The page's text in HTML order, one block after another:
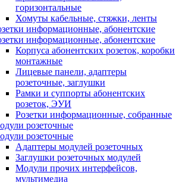
горизонтальные
Хомуты кабельные, стяжки, ленты
информационные, абонентские
информационные, абонентские
Корпуса абонентских розеток, коробки
монтажные
Лицевые панели, адаптеры
розеточные, заглушки
Рамки и суппорты абонентских
розеток, ЭУИ
Розетки информационные, собранные
розеточные
розеточные
Адаптеры модулей розеточных
Заглушки розеточных модулей
Модули прочих интерфейсов,
мультимедиа